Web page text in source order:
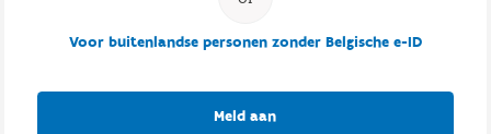
Voor buitenlandse personen zonder Belgische e-ID
Meld aan